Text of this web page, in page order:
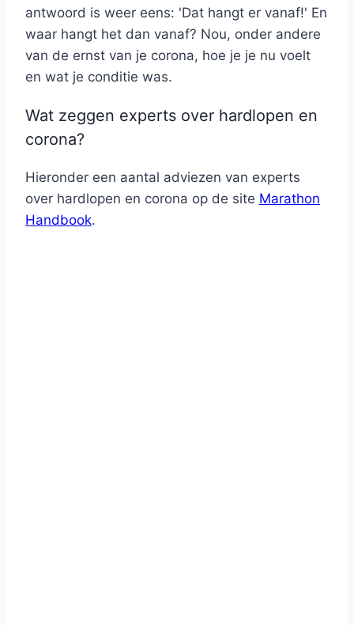
antwoord is weer eens: 'Dat hangt er vanaf!' En
waar hangt het dan vanaf? Nou, onder andere
van de ernst van je corona, hoe je je nu voelt
en wat je conditie was.
Wat zeggen experts over hardlopen en
corona?
Hieronder een aantal adviezen van experts
over hardlopen en corona op de site Marathon
Handbook.